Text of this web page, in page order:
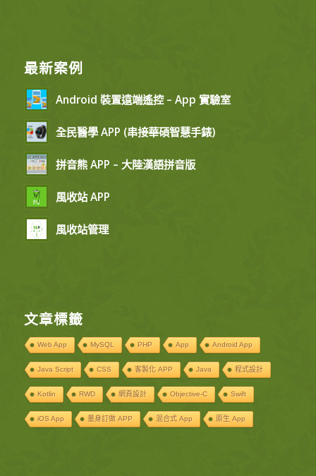
最新案例
Android 裝置遠端遙控 – App 實驗室
全民醫學 APP (串接華碩智慧手錶)
拼音熊 APP – 大陸漢語拼音版
風收站 APP
風收站管理
文章標籤
Web App MySQL PHP App Android App
Java Script CSS 客製化 APP Java 程式設計
Kotlin RWD 網頁設計 Objective-C Swift
iOS App 量身訂做 APP 混合式 App 原生 App